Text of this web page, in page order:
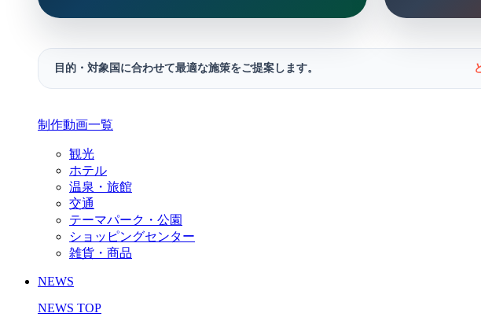
目的・対象国に合わせて最適な施策をご提案します。
制作動画一覧
観光
ホテル
温泉・旅館
交通
テーマパーク・公園
ショッピングセンター
雑貨・商品
NEWS
NEWS TOP